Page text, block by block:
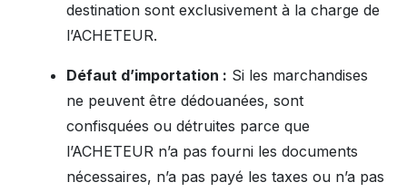
destination sont exclusivement à la charge de
l’ACHETEUR.
Défaut d’importation : Si les marchandises
ne peuvent être dédouanées, sont
confisquées ou détruites parce que
l’ACHETEUR n’a pas fourni les documents
nécessaires, n’a pas payé les taxes ou n’a pas